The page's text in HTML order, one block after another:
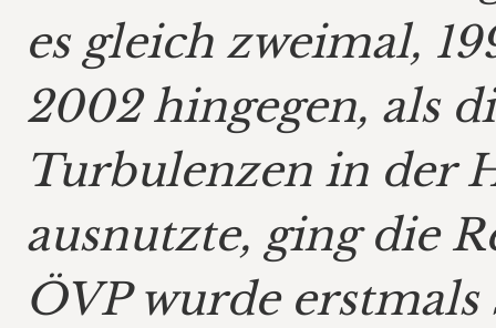
es gleich zweimal,
2002 hingegen, als
Turbulenzen in der
ausnutzte, ging die
ÖVP wurde erstmals